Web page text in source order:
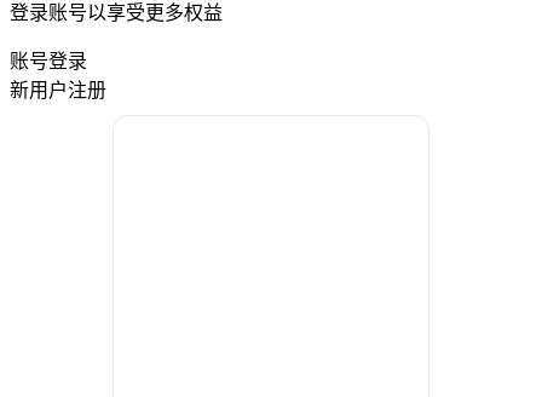
登录账号以享受更多权益
账号登录
新用户注册